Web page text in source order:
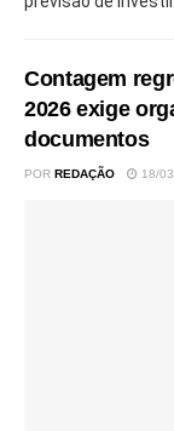
Contagem
2026 exige
documentos
POR REDAÇÃO 18/